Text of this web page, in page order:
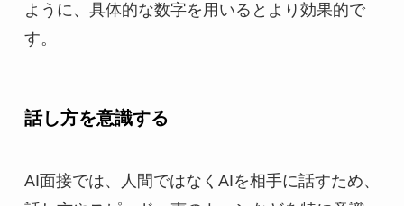
ように、具体的な数字を用いるとより効果的で
す。
話し方を意識する
AI面接では、人間ではなくAIを相手に話すため、